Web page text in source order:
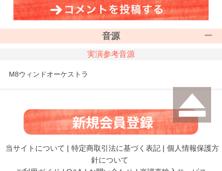
音源
実演参考音源
M8ウィンドオーケストラ
当サイトについて | 特定商取引法に基づく表記 | 個人情報保護方
針について